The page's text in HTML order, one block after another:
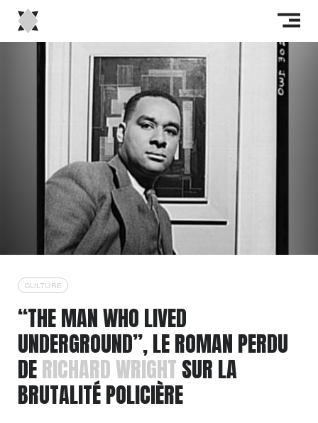
CULTURE
“THE MAN WHO LIVED
UNDERGROUND”, LE ROMAN PERDU
DERICHARD WRIGHT SUR LA
BRUTALITÉ POLICIÈRE